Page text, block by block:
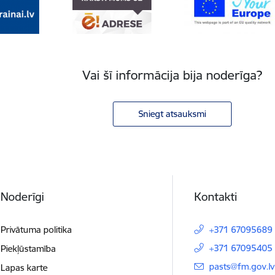
Vai šī informācija bija noderīga?
Sniegt atsauksmi
Noderīgi
Privātuma politika
Piekļūstamība
Lapas karte
Kontakti
+371 67095689
+371 67095405
E-pasts:
pasts@fm.gov.lv